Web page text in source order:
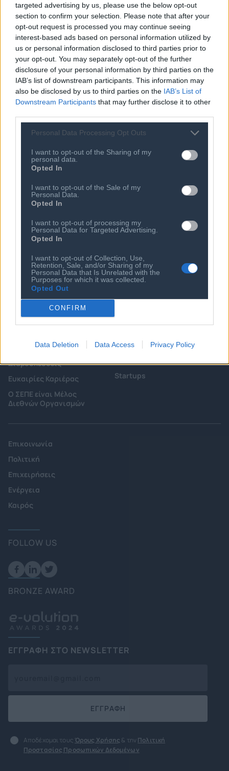
targeted advertising by us, please use the below opt-out
section to confirm your selection. Please note that after your
opt-out request is processed you may continue seeing
interest-based ads based on personal information utilized by
us or personal information disclosed to third parties prior to
your opt-out. You may separately opt-out of the further
disclosure of your personal information by third parties on the
IAB’s list of downstream participants. This information may
also be disclosed by us to third parties on the IAB’s List of
Downstream Participants that may further disclose it to other
Personal Data Processing Opt Outs
I want to opt-out of the Sharing of my
personal data.
Opted In
I want to opt-out of the Sale of my
Personal Data.
Opted In
I want to opt-out of processing my
Personal Data for Targeted Advertising.
Opted In
I want to opt-out of Collection, Use,
Retention, Sale, and/or Sharing of my
Personal Data that Is Unrelated with the
Purposes for which it was collected.
Opted Out
CONFIRM
Data Deletion Data Access Privacy Policy
07 ΑΥΓ 2026
«Arete» το νέο απόκτημα της
Asso.subsea
07 ΑΥΓ 2026
DryDel: Πενταετείς ναυλώσεις για
τέσσερα Capesize
Ποιος είναι ο ΣΕΠΕ
Καταστατικό
Κώδικας Δεοντολογίας
Κανονισμός Διαιτησίας
Ιστορικό
Διοικητικό Συμβούλιο/
Διοικητικό Προσωπικό &
Συνεργάτες
Εγγραφή Νέου Μέλους
Προνόμια Μελών
Επιτροπές & Ομάδες
Εργασίας
Διαβουλεύσεις
Ευκαιρίες Καριέρας
Ο ΣΕΠΕ είναι Μέλος
Διεθνών Οργανισμών
Άρθρα & Συνεντεύξεις
Startups
Επικοινωνία
Πολιτική
Επιχειρήσεις
Ενέργεια
Καιρός
FOLLOW US
BRONZE AWARD
ΕΓΓΡΑΦΗ ΣΤΟ NEWSLETTER
ΕΓΓΡΑΦΗ
Αποδέχομαι τους Όρους Χρήσης & την Πολιτική
Προστασίας Προσωπικών Δεδομένων